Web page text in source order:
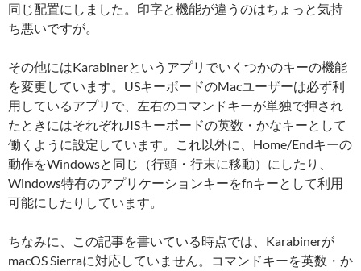
同じ配置にしました。印字と機能が違うのはちょっと気持
ち悪いですが。
その他にはKarabinerというアプリでいくつかのキーの機能
を変更しています。USキーボードのMacユーザーは必ず利
用しているアプリで、左右のコマンドキーが単独で押され
たときにはそれぞれJISキーボードの英数・かなキーとして
働くように設定しています。これ以外に、Home/Endキーの
動作をWindowsと同じ（行頭・行末に移動）にしたり、
Windows特有のアプリケーションキーをfnキーとして利用
可能にしたりしています。
ちなみに、この記事を書いている時点では、Karabinerが
macOS Sierraに対応していません。コマンドキーを英数・か